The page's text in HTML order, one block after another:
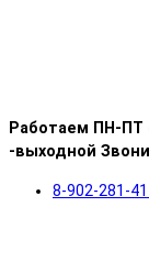
Работаем ПН-ПТ
-выходной
8-902-281-